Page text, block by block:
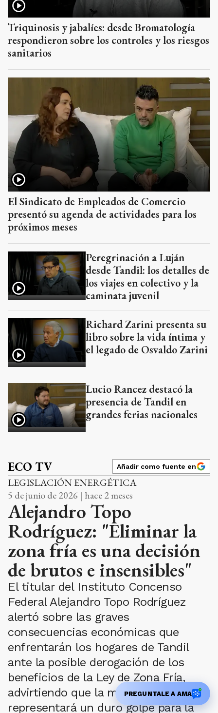
Triquinosis y jabalíes: desde Bromatología
respondieron sobre los controles y los riesgos
sanitarios
El Sindicato de Empleados de Comercio
presentó su agenda de actividades para los
próximos meses
Peregrinación a Luján
desde Tandil: los detalles de
los viajes en colectivo y la
caminata juvenil
Richard Zarini presenta su
libro sobre la vida íntima y
el legado de Osvaldo Zarini
Lucio Rancez destacó la
presencia de Tandil en
grandes ferias nacionales
ECO TV Añadir como fuente en
LEGISLACIÓN ENERGÉTICA
5 de junio de 2026 | hace 2 meses
Alejandro Topo
Rodríguez: "Eliminar la
zona fría es una decisión
de brutos e insensibles"
El titular del Instituto Concenso
Federal Alejandro Topo Rodríguez
alertó sobre las graves
consecuencias económicas que
enfrentarán los hogares de Tandil
ante la posible derogación de los
beneficios de la Ley de Zona Fría,
advirtiendo que la medida
representará un duro golpe para la
PREGUNTALE A AMA